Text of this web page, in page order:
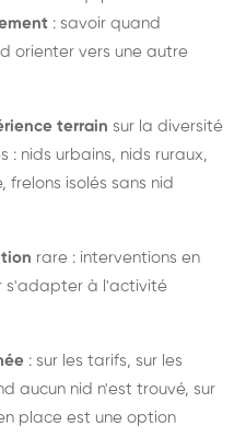
: savoir quand
orienter vers une autre
terrain sur la diversité
: nids urbains, nids ruraux,
frelons isolés sans nid
rare : interventions en
s'adapter à l'activité
: sur les tarifs, sur les
aucun nid n'est trouvé, sur
place est une option